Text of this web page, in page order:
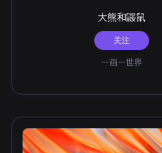
大熊和鼹鼠
关注
一画一世界